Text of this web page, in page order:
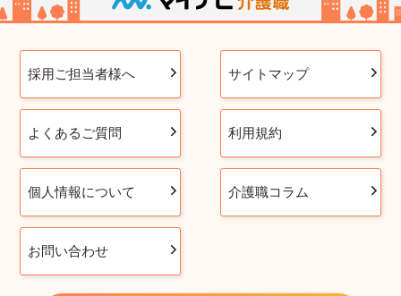
採用ご担当者様へ サイトマップ
よくあるご質問 利用規約
個人情報について 介護職コラム
お問い合わせ